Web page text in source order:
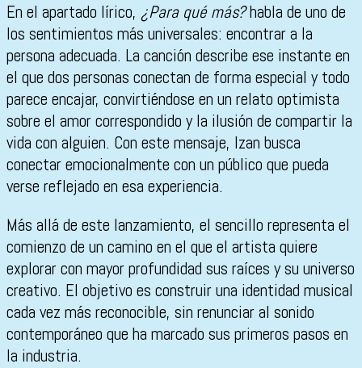
En el apartado lírico, ¿Para qué más?habla de uno de
los sentimientos más universales: encontrar a la
persona adecuada. La canción describe ese instante en
el que dos personas conectan de forma especial y todo
parece encajar, convirtiéndose en un relato optimista
sobre el amor correspondido y la ilusión de compartir la
vida con alguien. Con este mensaje, Izan busca
conectar emocionalmente con un público que pueda
verse reflejado en esa experiencia.
Más allá de este lanzamiento, el sencillo representa el
comienzo de un camino en el que el artista quiere
explorar con mayor profundidad sus raíces y su universo
creativo. El objetivo es construir una identidad musical
cada vez más reconocible, sin renunciar al sonido
contemporáneo que ha marcado sus primeros pasos en
la industria.